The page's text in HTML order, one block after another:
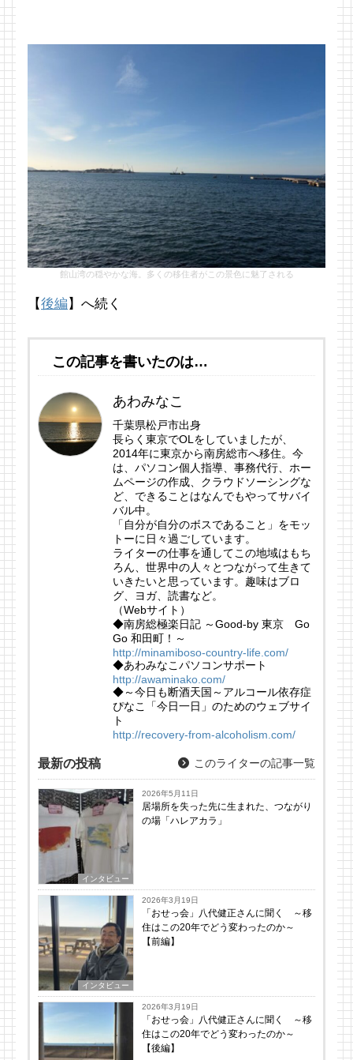
館山湾の穏やかな海。多くの移住者がこの景色に魅了される
【後編 】へ続く
この記事を書いたのは…
あわみなこ
千葉県松戸市出身
長らく東京でOLをしていましたが、
2014年に東京から南房総市へ移住。今
は、パソコン個人指導、事務代行、ホー
ムページの作成、クラウドソーシングな
ど、できることはなんでもやってサバイ
バル中。
「自分が自分のボスであること」をモッ
トーに日々過ごしています。
ライターの仕事を通してこの地域はもち
ろん、世界中の人々とつながって生きて
いきたいと思っています。趣味はブロ
グ、ヨガ、読書など。
（Webサイト）
◆南房総極楽日記 ～Good-by 東京 Go
Go 和田町！～
http://minamiboso-country-life.com/
◆あわみなこパソコンサポート
http://awaminako.com/
◆～今日も断酒天国～アルコール依存症
ぴなこ「今日一日」のためのウェブサイ
ト
http://recovery-from-alcoholism.com/
最新の投稿 このライターの記事一覧
インタビュー
2026年5月11日
居場所を失った先に生まれた、つながり
の場「ハレアカラ」
インタビュー
2026年3月19日
「おせっ会」八代健正さんに聞く ～移
住はこの20年でどう変わったのか～
【前編】
2026年3月19日
「おせっ会」八代健正さんに聞く ～移
住はこの20年でどう変わったのか～
【後編】